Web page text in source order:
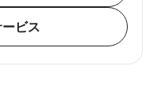
ビス